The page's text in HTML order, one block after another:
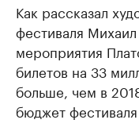
Как рассказал
фестиваля
мероприятия
билетов на 33
больше, чем в
бюджет